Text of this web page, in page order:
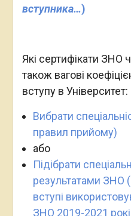
вступника…)
Які сертифікати ЗНО
також вагові
вступу в Університет:
Вибрати
правил прийому)
або
Підібрати
результатами ЗНО
вступі
ЗНО 2019-2021